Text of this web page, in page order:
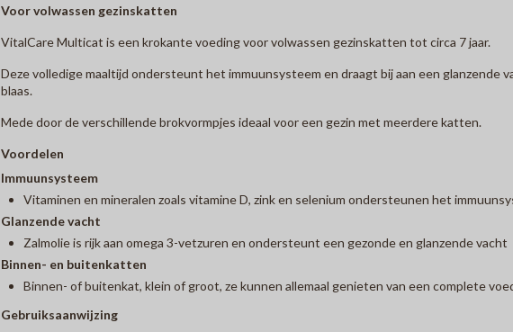
Voor volwassen gezinskatten
VitalCare Multicat is een krokante voeding voor volwassen gezinskatten tot circa 7 jaar.
Deze volledige maaltijd ondersteunt het immuunsysteem en draagt bij aan een glanzende
blaas.
Mede door de verschillende brokvormpjes ideaal voor een gezin met meerdere katten.
Voordelen
Immuunsysteem
Vitaminen en mineralen zoals vitamine D, zink en selenium ondersteunen het
Glanzende vacht
Zalmolie is rijk aan omega 3-vetzuren en ondersteunt een gezonde en glanzende vacht
Binnen- en buitenkatten
Binnen- of buitenkat, klein of groot, ze kunnen allemaal genieten van een complete
Gebruiksaanwijzing